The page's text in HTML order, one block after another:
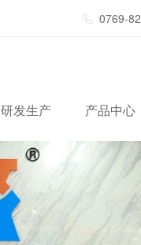
0769-
研发生产 产品中心